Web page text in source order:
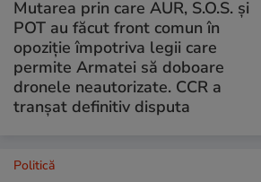
Mutarea prin care AUR, S.O.S. și
POT au făcut front comun în
opoziție împotriva legii care
permite Armatei să doboare
dronele neautorizate. CCR a
tranșat definitiv disputa
Politică